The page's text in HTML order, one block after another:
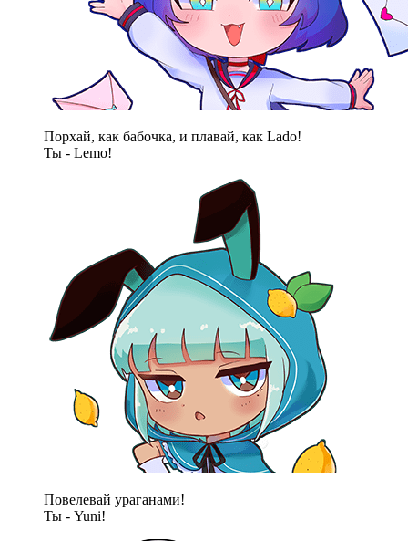
Порхай, как бабочка, и плавай, как Lado!
Ты - Lemo!
Повелевай ураганами!
Ты - Yuni!